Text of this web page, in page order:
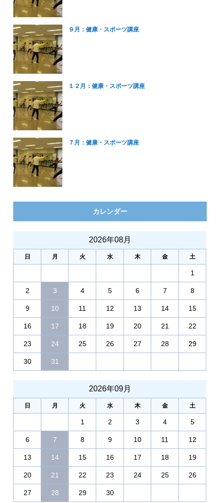
９月：健康・スポーツ講座
１２月：健康・スポーツ講座
７月：健康・スポーツ講座
カレンダー
2026年08月
日 月 火 水 木 金 土
1
2 3 4 5 6 7 8
9 10 11 12 13 14 15
16 17 18 19 20 21 22
23 24 25 26 27 28 29
30 31
2026年09月
日 月 火 水 木 金 土
1 2 3 4 5
6 7 8 9 10 11 12
13 14 15 16 17 18 19
20 21 22 23 24 25 26
27 28 29 30